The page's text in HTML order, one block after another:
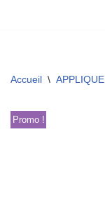
Accueil \ APPLIQUE
Promo !